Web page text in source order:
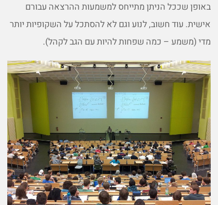
באופן שככל הניתן מתייחס למשמעות ההרצאה עבורם
אישית. עוד חשוב, לנוע וגם לא להסתכל על השקופיות יותר
מדי (משמע – כמה שפחות להיות עם הגב לקהל).